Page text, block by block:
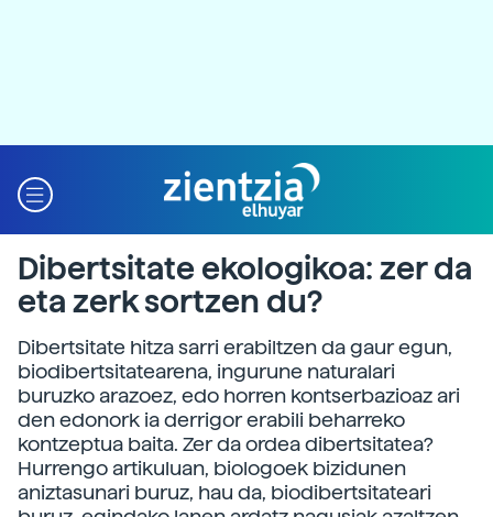
Dibertsitate ekologikoa: zer da
eta zerk sortzen du?
Dibertsitate hitza sarri erabiltzen da gaur egun,
biodibertsitatearena, ingurune naturalari
buruzko arazoez, edo horren kontserbazioaz ari
den edonork ia derrigor erabili beharreko
kontzeptua baita. Zer da ordea dibertsitatea?
Hurrengo artikuluan, biologoek bizidunen
aniztasunari buruz, hau da, biodibertsitateari